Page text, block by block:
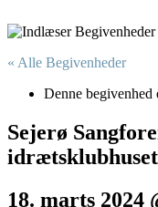
« Alle Begivenheder
Denne begivenhed
Sejerø
18. marts 2024